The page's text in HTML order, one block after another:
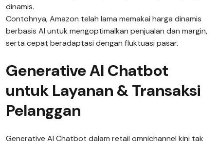
dinamis.
Contohnya, Amazon telah lama memakai harga dinamis
berbasis AI untuk mengoptimalkan penjualan dan margin,
serta cepat beradaptasi dengan fluktuasi pasar.
Generative AI Chatbot
untuk Layanan & Transaksi
Pelanggan
Generative AI Chatbot dalam retail omnichannel kini tak